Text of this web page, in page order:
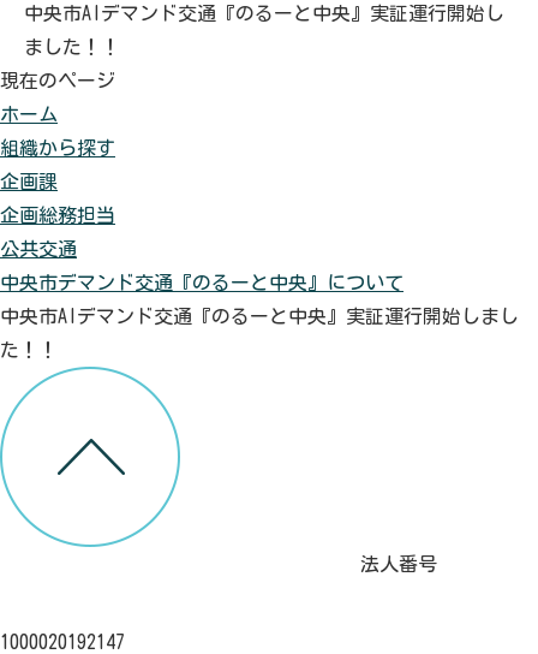
中央市AIデマンド交通『のるーと中央』実証運行開始し
ました！！
現在のページ
ホーム
組織から探す
企画課
企画総務担当
公共交通
中央市デマンド交通『のるーと中央』について
中央市AIデマンド交通『のるーと中央』実証運行開始しまし
た！！
法人番号
1000020192147